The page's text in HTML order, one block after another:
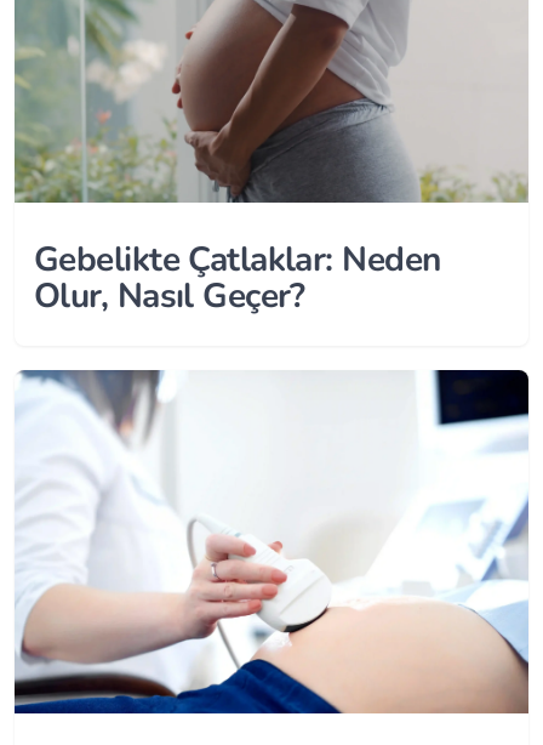
Gebelikte Çatlaklar: Neden
Olur, Nasıl Geçer?